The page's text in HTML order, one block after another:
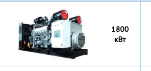
1800
кВт